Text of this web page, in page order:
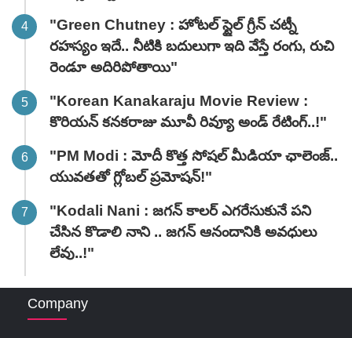
"Green Chutney : హోటల్ స్టైల్ గ్రీన్ చట్నీ
రహస్యం ఇదే.. నీటికి బదులుగా ఇది వేస్తే రంగు, రుచి
రెండూ అదిరిపోతాయి"
"Korean Kanakaraju Movie Review :
కొరియన్ కనకరాజు మూవీ రివ్యూ అండ్ రేటింగ్‌..!"
"PM Modi : మోదీ కొత్త సోషల్ మీడియా ఛాలెంజ్..
యువతతో గ్లోబల్ ప్రమోషన్!"
"Kodali Nani : జగన్ కాలర్ ఎగరేసుకునే పని
చేసిన కొడాలి నాని .. జగన్ ఆనందానికి అవధులు
లేవు..!"
Company